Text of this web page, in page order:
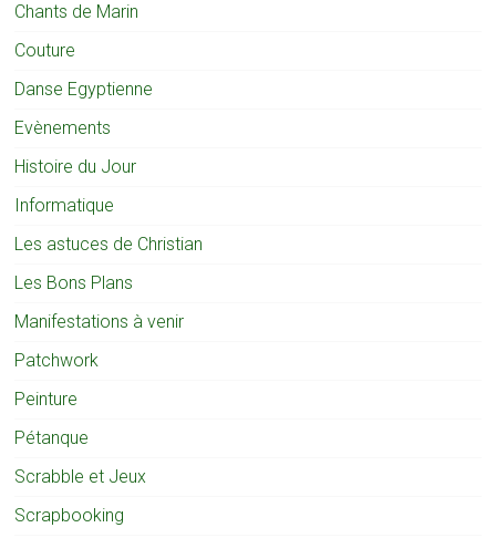
Chants de Marin
Couture
Danse Egyptienne
Evènements
Histoire du Jour
Informatique
Les astuces de Christian
Les Bons Plans
Manifestations à venir
Patchwork
Peinture
Pétanque
Scrabble et Jeux
Scrapbooking